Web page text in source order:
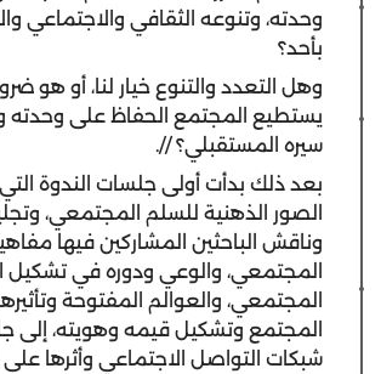
وحدته، وتنوعه الثقافي والاجتماعي
بأحد؟
وهل التعدد والتنوع خيار لنا، أو هو
يستطيع المجتمع الحفاظ على
سيره المستقبلي؟ //.
بعد ذلك بدأت أولى جلسات الندوة
الصور الذهنية للسلم المجتمعي،
وناقش الباحثين المشاركين فيها
المجتمعي، والوعي ودوره في تشكيل
المجتمعي، والعوالم المفتوحة
المجتمع وتشكيل قيمه وهويته، إلى
شبكات التواصل الاجتماعي وأثرها